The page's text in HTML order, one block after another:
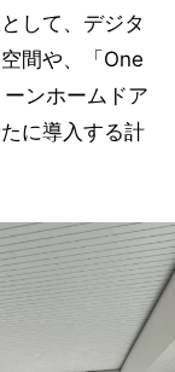
して、デジタ
間や、「One
ンホームドア
に導入する計